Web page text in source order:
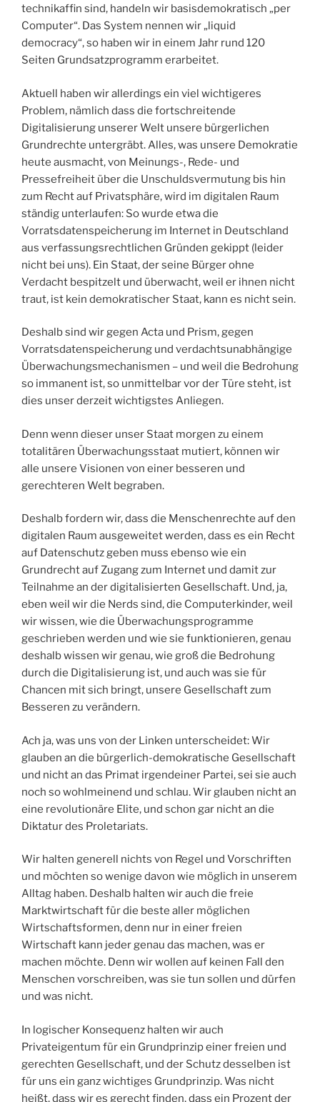
technikaffin sind, handeln wir basisdemokratisch „per
Computer“. Das System nennen wir „liquid
democracy“, so haben wir in einem Jahr rund 120
Seiten Grundsatzprogramm erarbeitet.
Aktuell haben wir allerdings ein viel wichtigeres
Problem, nämlich dass die fortschreitende
Digitalisierung unserer Welt unsere bürgerlichen
Grundrechte untergräbt. Alles, was unsere Demokratie
heute ausmacht, von Meinungs-, Rede- und
Pressefreiheit über die Unschuldsvermutung bis hin
zum Recht auf Privatsphäre, wird im digitalen Raum
ständig unterlaufen: So wurde etwa die
Vorratsdatenspeicherung im Internet in Deutschland
aus verfassungsrechtlichen Gründen gekippt (leider
nicht bei uns). Ein Staat, der seine Bürger ohne
Verdacht bespitzelt und überwacht, weil er ihnen nicht
traut, ist kein demokratischer Staat, kann es nicht sein.
Deshalb sind wir gegen Acta und Prism, gegen
Vorratsdatenspeicherung und verdachtsunabhängige
Überwachungsmechanismen – und weil die Bedrohung
so immanent ist, so unmittelbar vor der Türe steht, ist
dies unser derzeit wichtigstes Anliegen.
Denn wenn dieser unser Staat morgen zu einem
totalitären Überwachungsstaat mutiert, können wir
alle unsere Visionen von einer besseren und
gerechteren Welt begraben.
Deshalb fordern wir, dass die Menschenrechte auf den
digitalen Raum ausgeweitet werden, dass es ein Recht
auf Datenschutz geben muss ebenso wie ein
Grundrecht auf Zugang zum Internet und damit zur
Teilnahme an der digitalisierten Gesellschaft. Und, ja,
eben weil wir die Nerds sind, die Computerkinder, weil
wir wissen, wie die Überwachungsprogramme
geschrieben werden und wie sie funktionieren, genau
deshalb wissen wir genau, wie groß die Bedrohung
durch die Digitalisierung ist, und auch was sie für
Chancen mit sich bringt, unsere Gesellschaft zum
Besseren zu verändern.
Ach ja, was uns von der Linken unterscheidet: Wir
glauben an die bürgerlich-demokratische Gesellschaft
und nicht an das Primat irgendeiner Partei, sei sie auch
noch so wohlmeinend und schlau. Wir glauben nicht an
eine revolutionäre Elite, und schon gar nicht an die
Diktatur des Proletariats.
Wir halten generell nichts von Regel und Vorschriften
und möchten so wenige davon wie möglich in unserem
Alltag haben. Deshalb halten wir auch die freie
Marktwirtschaft für die beste aller möglichen
Wirtschaftsformen, denn nur in einer freien
Wirtschaft kann jeder genau das machen, was er
machen möchte. Denn wir wollen auf keinen Fall den
Menschen vorschreiben, was sie tun sollen und dürfen
und was nicht.
In logischer Konsequenz halten wir auch
Privateigentum für ein Grundprinzip einer freien und
gerechten Gesellschaft, und der Schutz desselben ist
für uns ein ganz wichtiges Grundprinzip. Was nicht
heißt, dass wir es gerecht finden, dass ein Prozent der